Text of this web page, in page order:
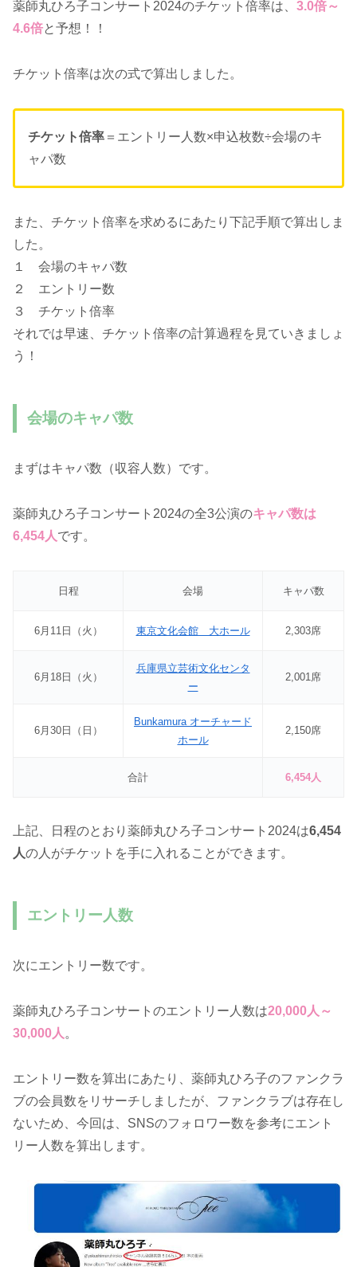
薬師丸ひろ子コンサート2024のチケット倍率は、 3.0倍～
4.6倍と予想！！
チケット倍率は次の式で算出しました。
チケット倍率 ＝エントリー人数×申込枚数÷会場のキ
ャパ数
また、チケット倍率を求めるにあたり下記手順で算出しま
した。
１ 会場のキャパ数
２ エントリー数
３ チケット倍率
それでは早速、チケット倍率の計算過程を見ていきましょ
う！
会場のキャパ数
まずはキャパ数（収容人数）です。
薬師丸ひろ子コンサート2024の全3公演のキャパ数は
6,454人です。
日程 会場 キャパ数
6月11日（火） 東京文化会館 大ホール 2,303席
6月18日（火）
兵庫県立芸術文化センタ
ー
2,001席
6月30日（日）
Bunkamura オーチャード
ホール
2,150席
合計 6,454人
上記、日程のとおり薬師丸ひろ子コンサート2024は6,454
人の人がチケットを手に入れることができます。
エントリー人数
次にエントリー数です。
薬師丸ひろ子コンサートのエントリー人数は20,000人～
30,000人 。
エントリー数を算出にあたり、薬師丸ひろ子のファンクラ
ブの会員数をリサーチしましたが、ファンクラブは存在し
ないため、今回は、SNSのフォロワー数を参考にエント
リー人数を算出します。